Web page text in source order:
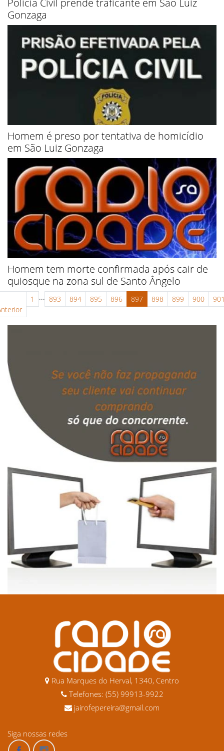
Gonzaga
Homem é preso por tentativa de homicídio
em São Luiz Gonzaga
Homem tem morte confirmada após cair de
quiosque na zona sul de Santo Ângelo
1 ... 893 894 895 896 897 898 899 900
Rua Marques do Herval, 1340, Centro
Telefones: (55) 99913-9922
jairofepereira@gmail.com
Siga nossas redes